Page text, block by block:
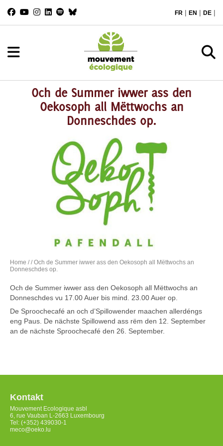
FR | EN | DE |
Och de Summer iwwer ass den
Oekosoph all Mëttwochs an
Donneschdes op.
Home // Och de Summer iwwer ass den Oekosoph all Mëttwochs an
Donneschdes op.
Och de Summer iwwer ass den Oekosoph all Mëttwochs an
Donneschdes vu 17.00 Auer bis mind. 23.00 Auer op.
De Sproochecafé an och d’Spillowender maachen allerdéngs
eng Paus. De nächste Spillowend ass rëm den 12. September
an de nächste Sproochecafé den 26. September.
Kontakt
Mouvement Ecologique asbl
6, rue Vauban L-2663 Luxembourg
Tel: (+352) 439030-1
meco@oeko.lu